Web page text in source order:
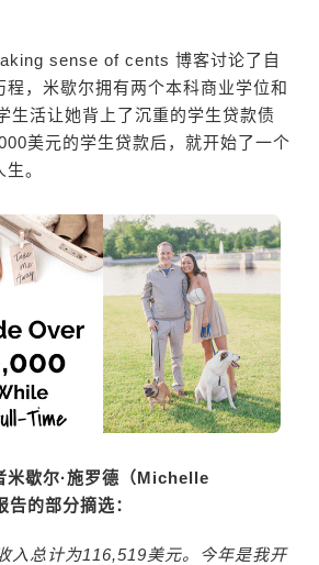
sense of cents 博客讨论了自
程，米歇尔拥有两个本科商业学位和
生活让她背上了沉重的学生贷款债
美元的学生贷款后，就开始了一个
。
米歇尔·施罗德（Michelle
的部分摘选：
入总计为116,519美元。今年是我开